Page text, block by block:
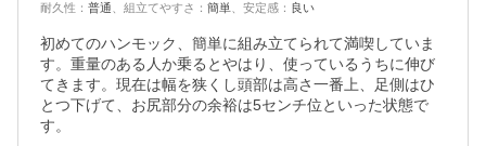
耐久性 ： 普通 組立てやすさ ： 簡単 安定感 ： 良い
初めてのハンモック、簡単に組み立てられて満喫していま
す。重量のある人か乗るとやはり、使っているうちに伸び
てきます。現在は幅を狭くし頭部は高さ一番上、足側はひ
とつ下げて、お尻部分の余裕は5センチ位といった状態で
す。